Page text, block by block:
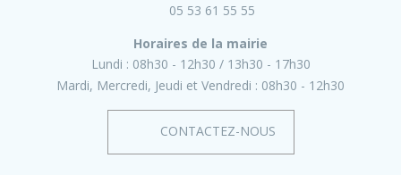
05 53 61 55 55
Horaires de la mairie
Lundi : 08h30 - 12h30
13h30 - 17h30
Mardi, Mercredi, Jeudi et Vendredi : 08h30 - 12h30
CONTACTEZ-NOUS